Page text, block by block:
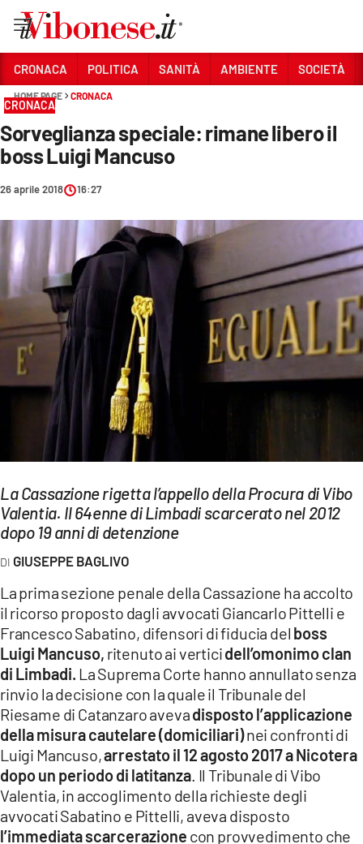
Sezioni
CRONACA
POLITICA
SANITÀ
SOCIETÀ
CULTURA
ECONOMIA E LAVORO
EVENTI
SPORT
Streaming
LAC NETWORK
LaC
Network
LACPLAY.IT
LACTV.IT
LACONAIR.IT
LACITYMAG.IT
ILREGGINO.IT
COSENZACHANNEL.IT
CRONACA POLITICA SANITÀ AMBIENTE SOCIETÀ
HOME PAGE CRONACA
CRONACA
Sorveglianza speciale: rimane libero il
boss Luigi Mancuso
26 aprile 2018 16:27
La Cassazione rigetta l’appello della Procura di Vibo
Valentia. Il 64enne di Limbadi scarcerato nel 2012
dopo 19 anni di detenzione
GIUSEPPE BAGLIVO
La prima sezione penale della Cassazione ha accolto
il ricorso proposto dagli avvocati Giancarlo Pittelli e
Francesco Sabatino, difensori di fiducia del boss
Luigi Mancuso, ritenuto ai verticidell’omonimo clan
di Limbadi. La Suprema Corte hanno annullato senza
rinvio la decisione con la quale il Tribunale del
Riesame di Catanzaro avevadisposto l’applicazione
della misura cautelare (domiciliari)nei confronti di
Luigi Mancuso,arrestato il 12 agosto 2017 a Nicotera
dopo un periodo di latitanza. Il Tribunale di Vibo
Valentia, in accoglimento della richieste degli
avvocati Sabatino e Pittelli, aveva disposto
l’immediata scarcerazione con provvedimento che